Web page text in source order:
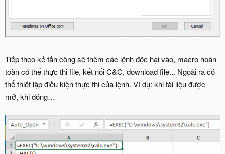
Tiếp theo kẻ tấn công sẽ thêm các lệnh độc hại vào, macro hoàn
toàn có thể thực thi file, kết nối C&C, download file... Ngoài ra có
thể thiết lập điều kiện thực thi của lệnh. Ví dụ: khi tài liệu được
mở, khi đóng…